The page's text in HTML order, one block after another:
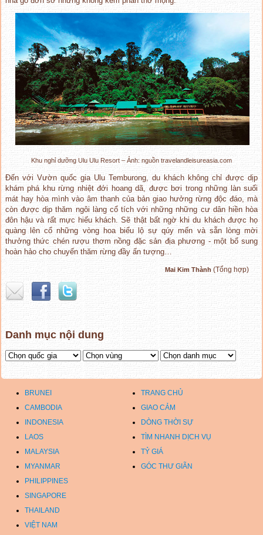
Khu nghỉ dưỡng Ulu Ulu Resort – Ảnh: nguồn travelandleisureasia.com
Đến với Vườn quốc gia Ulu Temburong, du khách không chỉ được dịp
khám phá khu rừng nhiệt đới hoang dã, được bơi trong những làn suối
mát hay hòa mình vào âm thanh của bản giao hưởng rừng độc đáo, mà
còn được dịp thăm ngôi làng cổ tích với những những cư dân hiền hòa
đôn hậu và rất mực hiếu khách. Sẽ thật bất ngờ khi du khách được họ
quàng lên cổ những vòng hoa biểu lộ sự qúy mến và sẵn lòng mời
thưởng thức chén rượu thơm nồng đặc sản địa phương - một bổ sung
hoàn hảo cho chuyến thăm rừng đầy ấn tượng…
Mai Kim Thành (Tổng hợp)
Danh mục nội dung
BRUNEI
TRANG CHỦ
CAMBODIA
GIAO CẢM
INDONESIA
DÒNG THỜI SỰ
LAOS
TÌM NHANH DỊCH VỤ
MALAYSIA
TỶ GIÁ
MYANMAR
GÓC THƯ GIÃN
PHILIPPINES
SINGAPORE
THAILAND
VIỆT NAM